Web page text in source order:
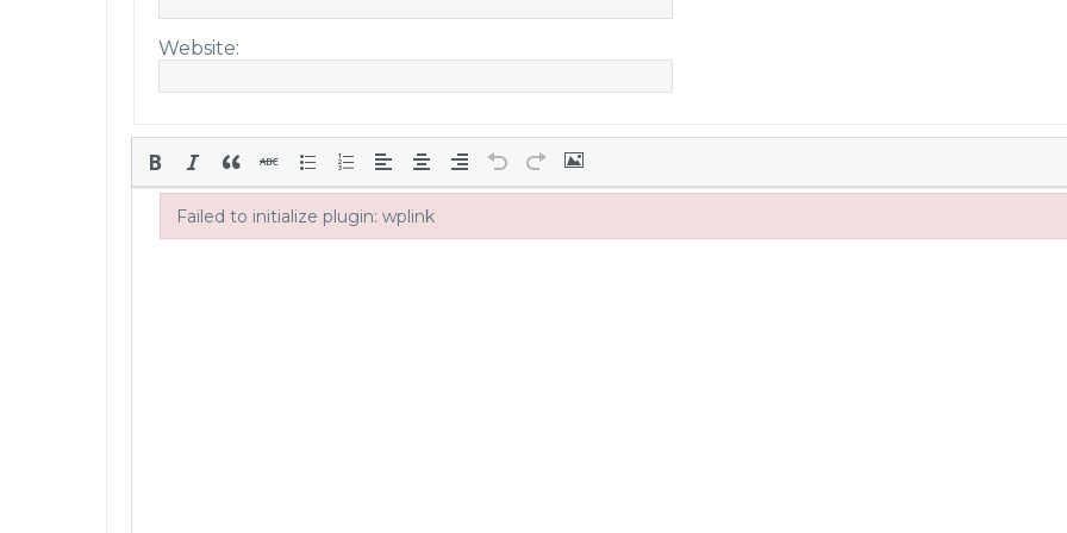
Website:
Failed to initialize plugin: wplink
Failed to initialize plugin: wplink